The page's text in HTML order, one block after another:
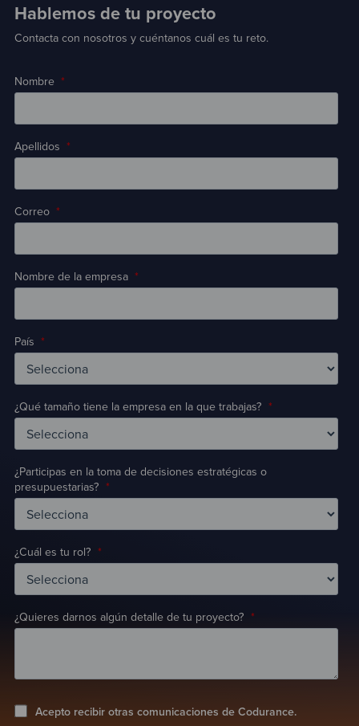
Hablemos de tu proyecto
Contacta con nosotros y cuéntanos cuál es tu reto.
Nombre *
Apellidos *
Correo *
Nombre de la empresa *
País *
¿Qué tamaño tiene la empresa en la que trabajas? *
¿Participas en la toma de decisiones estratégicas o
presupuestarias? *
¿Cuál es tu rol? *
¿Quieres darnos algún detalle de tu proyecto? *
Acepto recibir otras comunicaciones de Codurance.